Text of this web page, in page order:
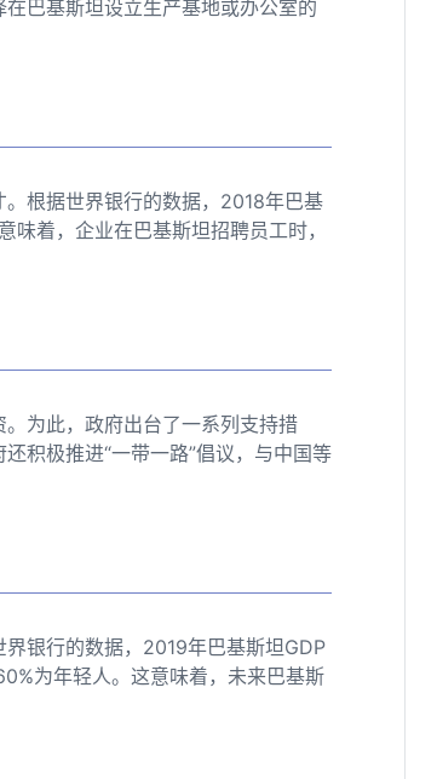
巴基斯坦设立生产基地或办公室的
根据世界银行的数据，2018年巴基
味着，企业在巴基斯坦招聘员工时，
为此，政府出台了一系列支持措
积极推进“一带一路”倡议，与中国等
银行的数据，2019年巴基斯坦GDP
为年轻人。这意味着，未来巴基斯